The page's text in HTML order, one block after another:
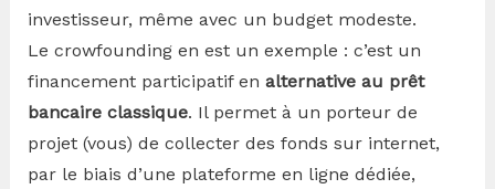
investisseur, même avec un budget modeste.
Le crowfounding en est un exemple : c’est un
financement participatif en alternative au prêt
bancaire classique. Il permet à un porteur de
projet (vous) de collecter des fonds sur internet,
par le biais d’une plateforme en ligne dédiée,